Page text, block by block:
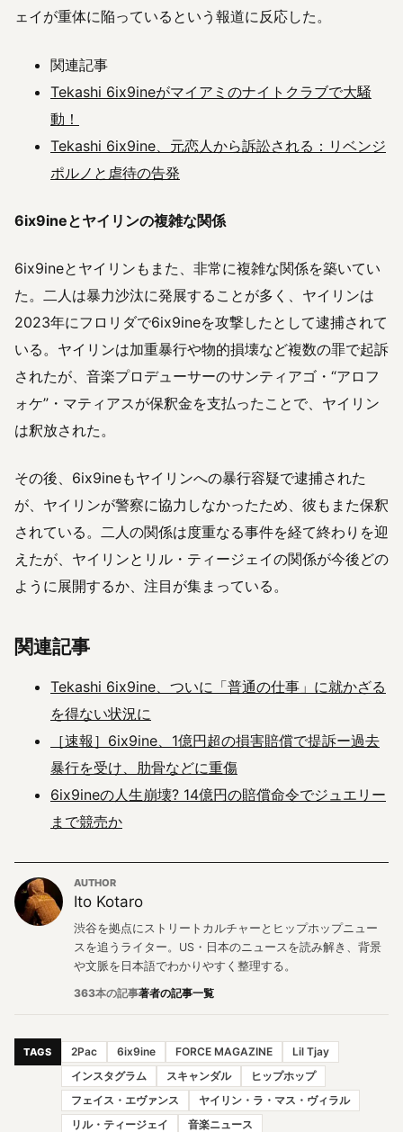
ェイが重体に陥っているという報道に反応した。
関連記事
Tekashi 6ix9ineがマイアミのナイトクラブで大騒
動！
Tekashi 6ix9ine、元恋人から訴訟される：リベンジ
ポルノと虐待の告発
6ix9ineとヤイリンの複雑な関係
6ix9ineとヤイリンもまた、非常に複雑な関係を築いてい
た。二人は暴力沙汰に発展することが多く、ヤイリンは
2023年にフロリダで6ix9ineを攻撃したとして逮捕されて
いる。ヤイリンは加重暴行や物的損壊など複数の罪で起訴
されたが、音楽プロデューサーのサンティアゴ・“アロフ
ォケ”・マティアスが保釈金を支払ったことで、ヤイリン
は釈放された。
その後、6ix9ineもヤイリンへの暴行容疑で逮捕された
が、ヤイリンが警察に協力しなかったため、彼もまた保釈
されている。二人の関係は度重なる事件を経て終わりを迎
えたが、ヤイリンとリル・ティージェイの関係が今後どの
ように展開するか、注目が集まっている。
関連記事
Tekashi 6ix9ine、ついに「普通の仕事」に就かざる
を得ない状況に
［速報］6ix9ine、1億円超の損害賠償で提訴ー過去
暴行を受け、肋骨などに重傷
6ix9ineの人生崩壊? 14億円の賠償命令でジュエリー
まで競売か
AUTHOR
Ito Kotaro
渋谷を拠点にストリートカルチャーとヒップホップニュー
スを追うライター。US・日本のニュースを読み解き、背景
や文脈を日本語でわかりやすく整理する。
363本の記事著者の記事一覧
TAGS 2Pac 6ix9ine FORCE MAGAZINE
Lil Tjay
インスタグラム
スキャンダル
ヒップホップ
フェイス・エヴァンス
ヤイリン・ラ・マス・ヴィラル
リル・ティージェイ
音楽ニュース